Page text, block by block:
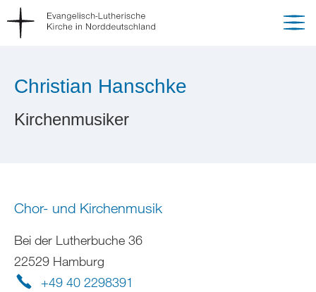
Christian Hanschke
Kirchenmusiker
Chor- und Kirchenmusik
Bei der Lutherbuche 36
22529 Hamburg
+49 40 2298391